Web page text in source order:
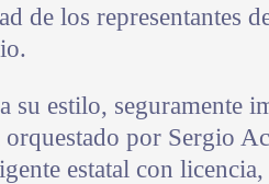
de los representantes
su estilo, seguramente
por Sergio
estatal con